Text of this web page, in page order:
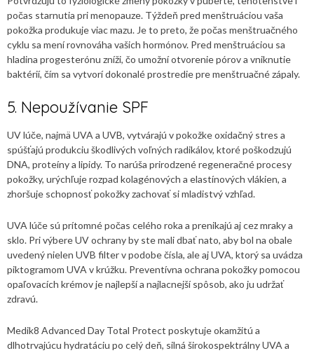
počas starnutia pri menopauze. Týždeň pred menštruáciou vaša
pokožka produkuje viac mazu. Je to preto, že počas menštruačného
cyklu sa mení rovnováha vašich hormónov. Pred menštruáciou sa
hladina progesterónu zníži, čo umožní otvorenie pórov a vniknutie
baktérií, čím sa vytvorí dokonalé prostredie pre menštruačné zápaly.
5. Nepoužívanie SPF
UV lúče, najmä UVA a UVB, vytvárajú v pokožke oxidačný stres a
spúšťajú produkciu škodlivých voľných radikálov, ktoré poškodzujú
DNA, proteíny a lipidy. To narúša prirodzené regeneračné procesy
pokožky, urýchľuje rozpad kolagénových a elastínových vlákien, a
zhoršuje schopnosť pokožky zachovať si mladistvý vzhľad.
UVA lúče sú prítomné počas celého roka a prenikajú aj cez mraky a
sklo. Pri výbere UV ochrany by ste mali dbať nato, aby bol na obale
uvedený nielen UVB filter v podobe čísla, ale aj UVA, ktorý sa uvádza
piktogramom UVA v krúžku. Preventívna ochrana pokožky pomocou
opaľovacích krémov je najlepší a najlacnejší spôsob, ako ju udržať
zdravú.
Medik8 Advanced Day Total Protect poskytuje okamžitú a
dlhotrvajúcu hydratáciu po celý deň, silná širokospektrálny UVA a